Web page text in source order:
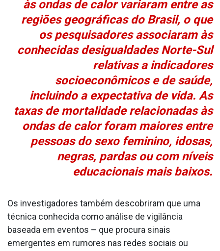
às ondas de calor variaram entre as
regiões geográficas do Brasil, o que
os pesquisadores associaram às
conhecidas desigualdades Norte-Sul
relativas a indicadores
socioeconômicos e de saúde,
incluindo a expectativa de vida. As
taxas de mortalidade relacionadas às
ondas de calor foram maiores entre
pessoas do sexo feminino, idosas,
negras, pardas ou com níveis
educacionais mais baixos.
Os investigadores também descobriram que uma
técnica conhecida como análise de vigilância
baseada em eventos – que procura sinais
emergentes em rumores nas redes sociais ou